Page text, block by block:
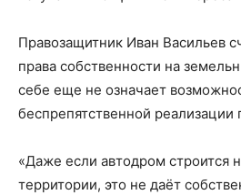
Правозащитник Иван Васильев
права собственности на
себе еще не означает
беспрепятственной реализации
«Даже если автодром строится
территории, это не даёт